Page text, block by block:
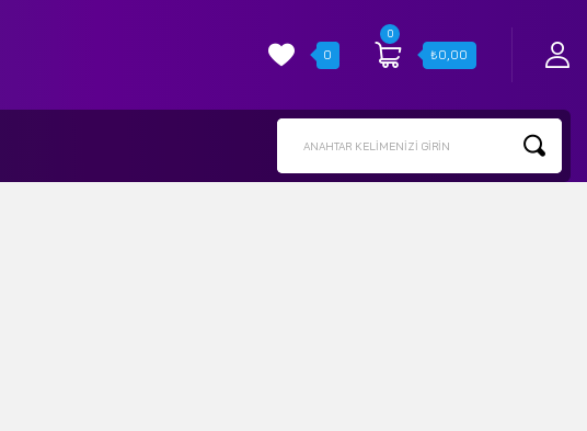
0
0
₺0,00
ANAHTAR KELIMENIZI GIRIN